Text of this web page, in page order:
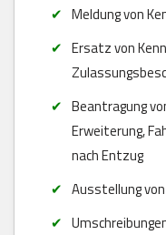
Meldung von
Ersatz von
Beantragung
Erweiterung,
nach Entzug
Ausstellung